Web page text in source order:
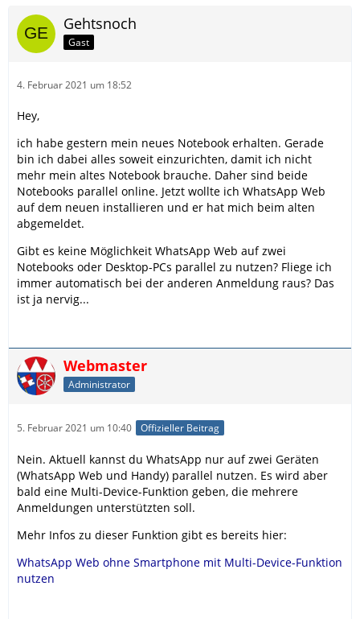
Gehtsnoch
Gast
4. Februar 2021 um 18:52
Hey,
ich habe gestern mein neues Notebook erhalten. Gerade
bin ich dabei alles soweit einzurichten, damit ich nicht
mehr mein altes Notebook brauche. Daher sind beide
Notebooks parallel online. Jetzt wollte ich WhatsApp Web
auf dem neuen installieren und er hat mich beim alten
abgemeldet.
Gibt es keine Möglichkeit WhatsApp Web auf zwei
Notebooks oder Desktop-PCs parallel zu nutzen? Fliege ich
immer automatisch bei der anderen Anmeldung raus? Das
ist ja nervig...
Webmaster
Administrator
5. Februar 2021 um 10:40 Offizieller Beitrag
Nein. Aktuell kannst du WhatsApp nur auf zwei Geräten
(WhatsApp Web und Handy) parallel nutzen. Es wird aber
bald eine Multi-Device-Funktion geben, die mehrere
Anmeldungen unterstützten soll.
Mehr Infos zu dieser Funktion gibt es bereits hier:
WhatsApp Web ohne Smartphone mit Multi-Device-Funk­tion
nutzen